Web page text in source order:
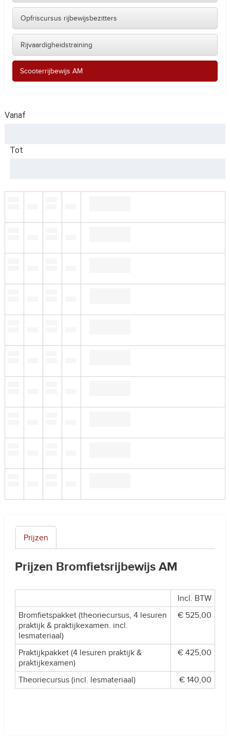
Opfriscursus rijbewijsbezitters
Rijvaardigheidstraining
Scooterrijbewijs AM
Vanaf
Tot
Prijzen
Prijzen Bromfietsrijbewijs AM
Incl. BTW
Bromfietspakket (theoriecursus, 4 lesuren
praktijk & praktijkexamen. incl.
lesmateriaal)
€ 525,00
Praktijkpakket (4 lesuren praktijk &
praktijkexamen)
€ 425,00
Theoriecursus (incl. lesmateriaal) € 140,00